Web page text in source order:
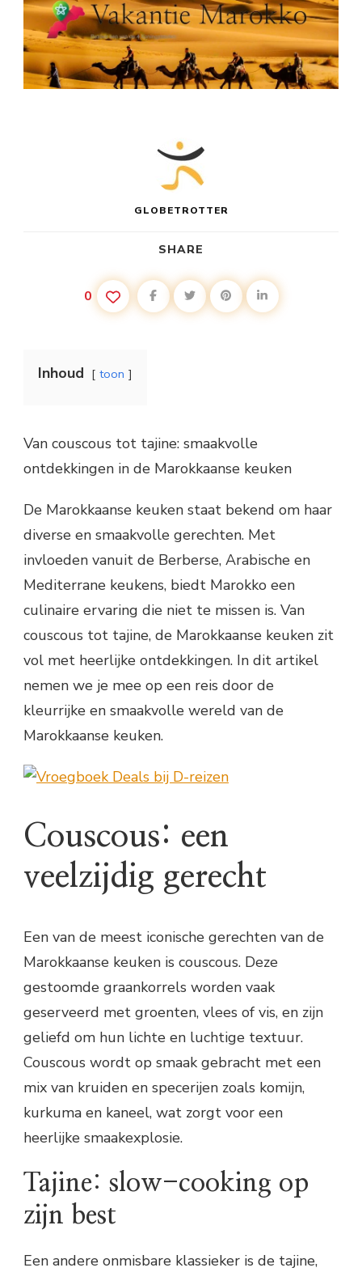
GLOBETROTTER
SHARE
0
Inhoud toon
Van couscous tot tajine: smaakvolle
ontdekkingen in de Marokkaanse keuken
De Marokkaanse keuken staat bekend om haar
diverse en smaakvolle gerechten. Met
invloeden vanuit de Berberse, Arabische en
Mediterrane keukens, biedt Marokko een
culinaire ervaring die niet te missen is. Van
couscous tot tajine, de Marokkaanse keuken zit
vol met heerlijke ontdekkingen. In dit artikel
nemen we je mee op een reis door de
kleurrijke en smaakvolle wereld van de
Marokkaanse keuken.
Couscous: een
veelzijdig gerecht
Een van de meest iconische gerechten van de
Marokkaanse keuken is couscous. Deze
gestoomde graankorrels worden vaak
geserveerd met groenten, vlees of vis, en zijn
geliefd om hun lichte en luchtige textuur.
Couscous wordt op smaak gebracht met een
mix van kruiden en specerijen zoals komijn,
kurkuma en kaneel, wat zorgt voor een
heerlijke smaakexplosie.
Tajine: slow-cooking op
zijn best
Een andere onmisbare klassieker is de tajine,